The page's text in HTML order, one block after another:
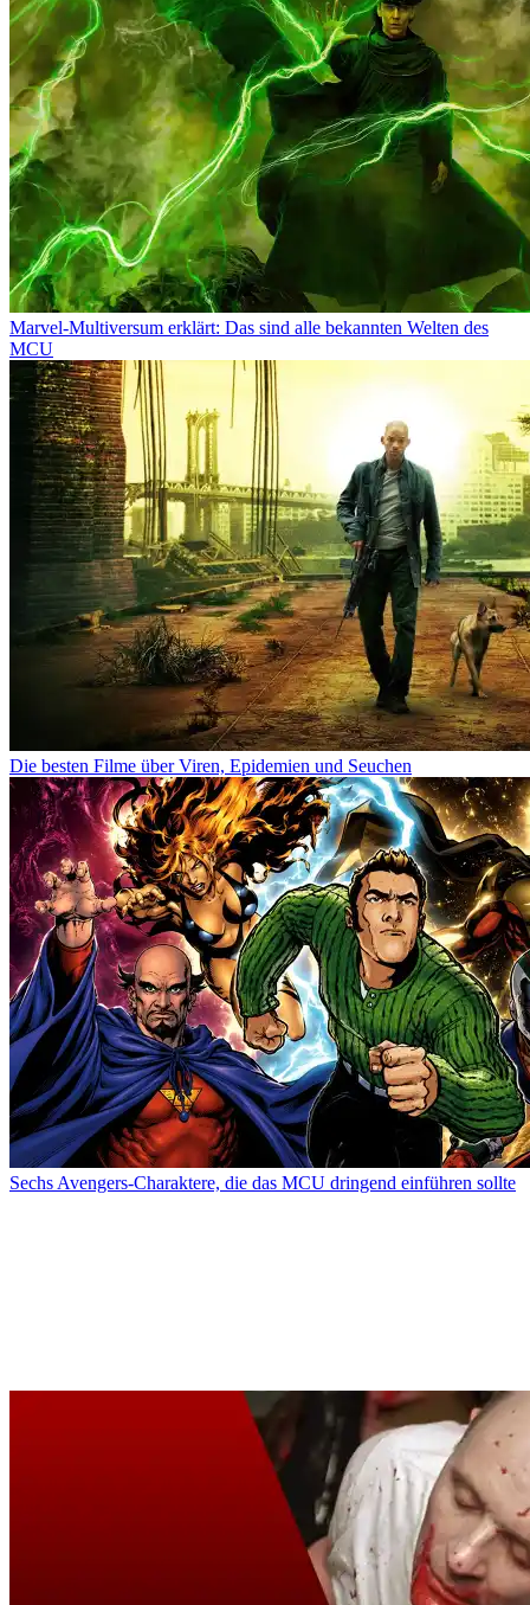
Marvel-Multiversum erklärt: Das sind alle bekannten Welten des
MCU
Die besten Filme über Viren, Epidemien und Seuchen
Sechs Avengers-Charaktere, die das MCU dringend einführen sollte